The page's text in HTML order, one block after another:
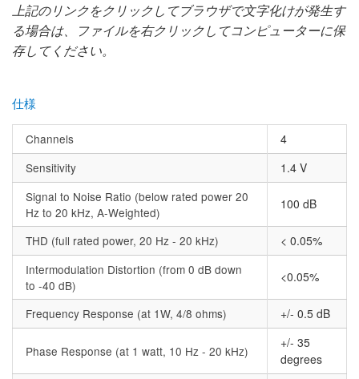
上記のリンクをクリックしてブラウザで文字化けが発生す
る場合は、ファイルを右クリックしてコンピューターに保
存してください。
仕様
Channels
4
Sensitivity
1.4 V
Signal to Noise Ratio (below rated power 20
Hz to 20 kHz, A-Weighted)
100 dB
THD (full rated power, 20 Hz - 20 kHz)
< 0.05%
Intermodulation Distortion (from 0 dB down
to -40 dB)
<0.05%
Frequency Response (at 1W, 4/8 ohms) +/- 0.5 dB
Phase Response (at 1 watt, 10 Hz - 20 kHz)
+/- 35
degrees